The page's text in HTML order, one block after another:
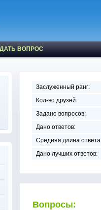
ВОПРОС
Заслуженный ранг:
Кол-во друзей:
Задано вопросов:
Дано ответов:
Средняя длина
Дано лучших ответов:
Вопросы: